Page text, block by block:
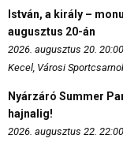
István, a király –
augusztus 20-án
2026. augusztus 20.
Kecel, Városi
Nyárzáró Summer
hajnalig!
2026. augusztus 22.